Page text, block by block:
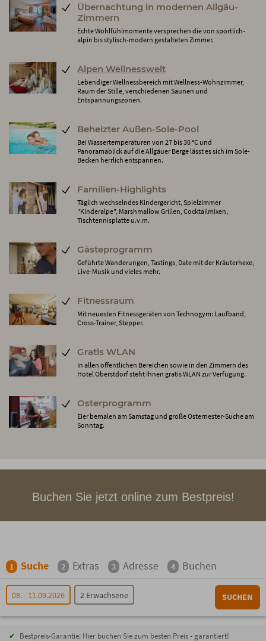
Übernachtung in modernen Allgäu-
Zimmern
Echte Wohlfühlmomente versprechen die von sportlich-
alpin bis stylisch-modern gestalteten Zimmer.
Alpen Wellnesswelt
Lebendiger Wellnessbereich mit Wellness-Wohnzimmer,
Raum der Stille, verschiedenen Saunen und
Entspannungszonen.
Beheizter Außen-Sole-Pool
Bei Wassertemperaturen von 27 bis 30 °C und
Panoramablick auf die Allgäuer Berge lässt es sich im Sole-
Becken herrlich entspannen.
Familien-Highlights
Täglich wechselndes Kindergericht, Spielzimmer
"Kinderalpe", Marshmallow Grillen, Cocktailmixen,
Tischtennisplatte u.v.m.
Gästeprogramm
Geführte Wanderungen, Tastings, Date mit der Kräuterhexe,
Live-Musik und vieles mehr.
Fitnessraum
Mit neuesten Fitnessgeräten von Technogym: Laufband,
Cross-Trainer, Stepper.
Gratis WLAN
In allen öffentlichen Bereichen sowie in den Zimmern des
Hotel Oberstdorf steht Ihnen gratis WLAN zur Verfügung.
Osterprogramm
Eier bemalen am Samstag und große Osternester-Suche am
Sonntag.
Buchen Sie jetzt online zum Bestpreis!
1 Suche 2 Extras 3 Adresse 4 Buchen
08. - 11.09.2026 2 Erwachsene SUCHEN
Bestpreis-Garantie: Hier buchen Sie zum besten Preis - garantiert!